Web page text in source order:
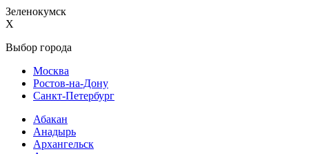
Зеленокумск
X
Выбор города
Москва
Ростов-на-Дону
Санкт-Петербург
Абакан
Анадырь
Архангельск